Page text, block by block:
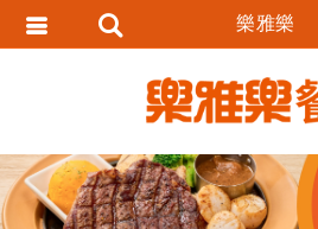
樂雅樂
會員註冊
忘記密碼
訂單查詢